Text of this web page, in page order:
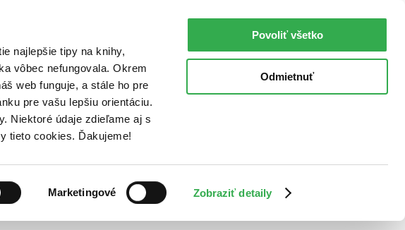
najlepšie tipy na knihy,
vôbec nefungovala. Okrem
web funguje, a stále ho pre
pre vašu lepšiu orientáciu.
Niektoré údaje zdieľame aj s
tieto cookies. Ďakujeme!
Marketingové Zobraziť detaily
Povoliť všetko
Odmietnuť